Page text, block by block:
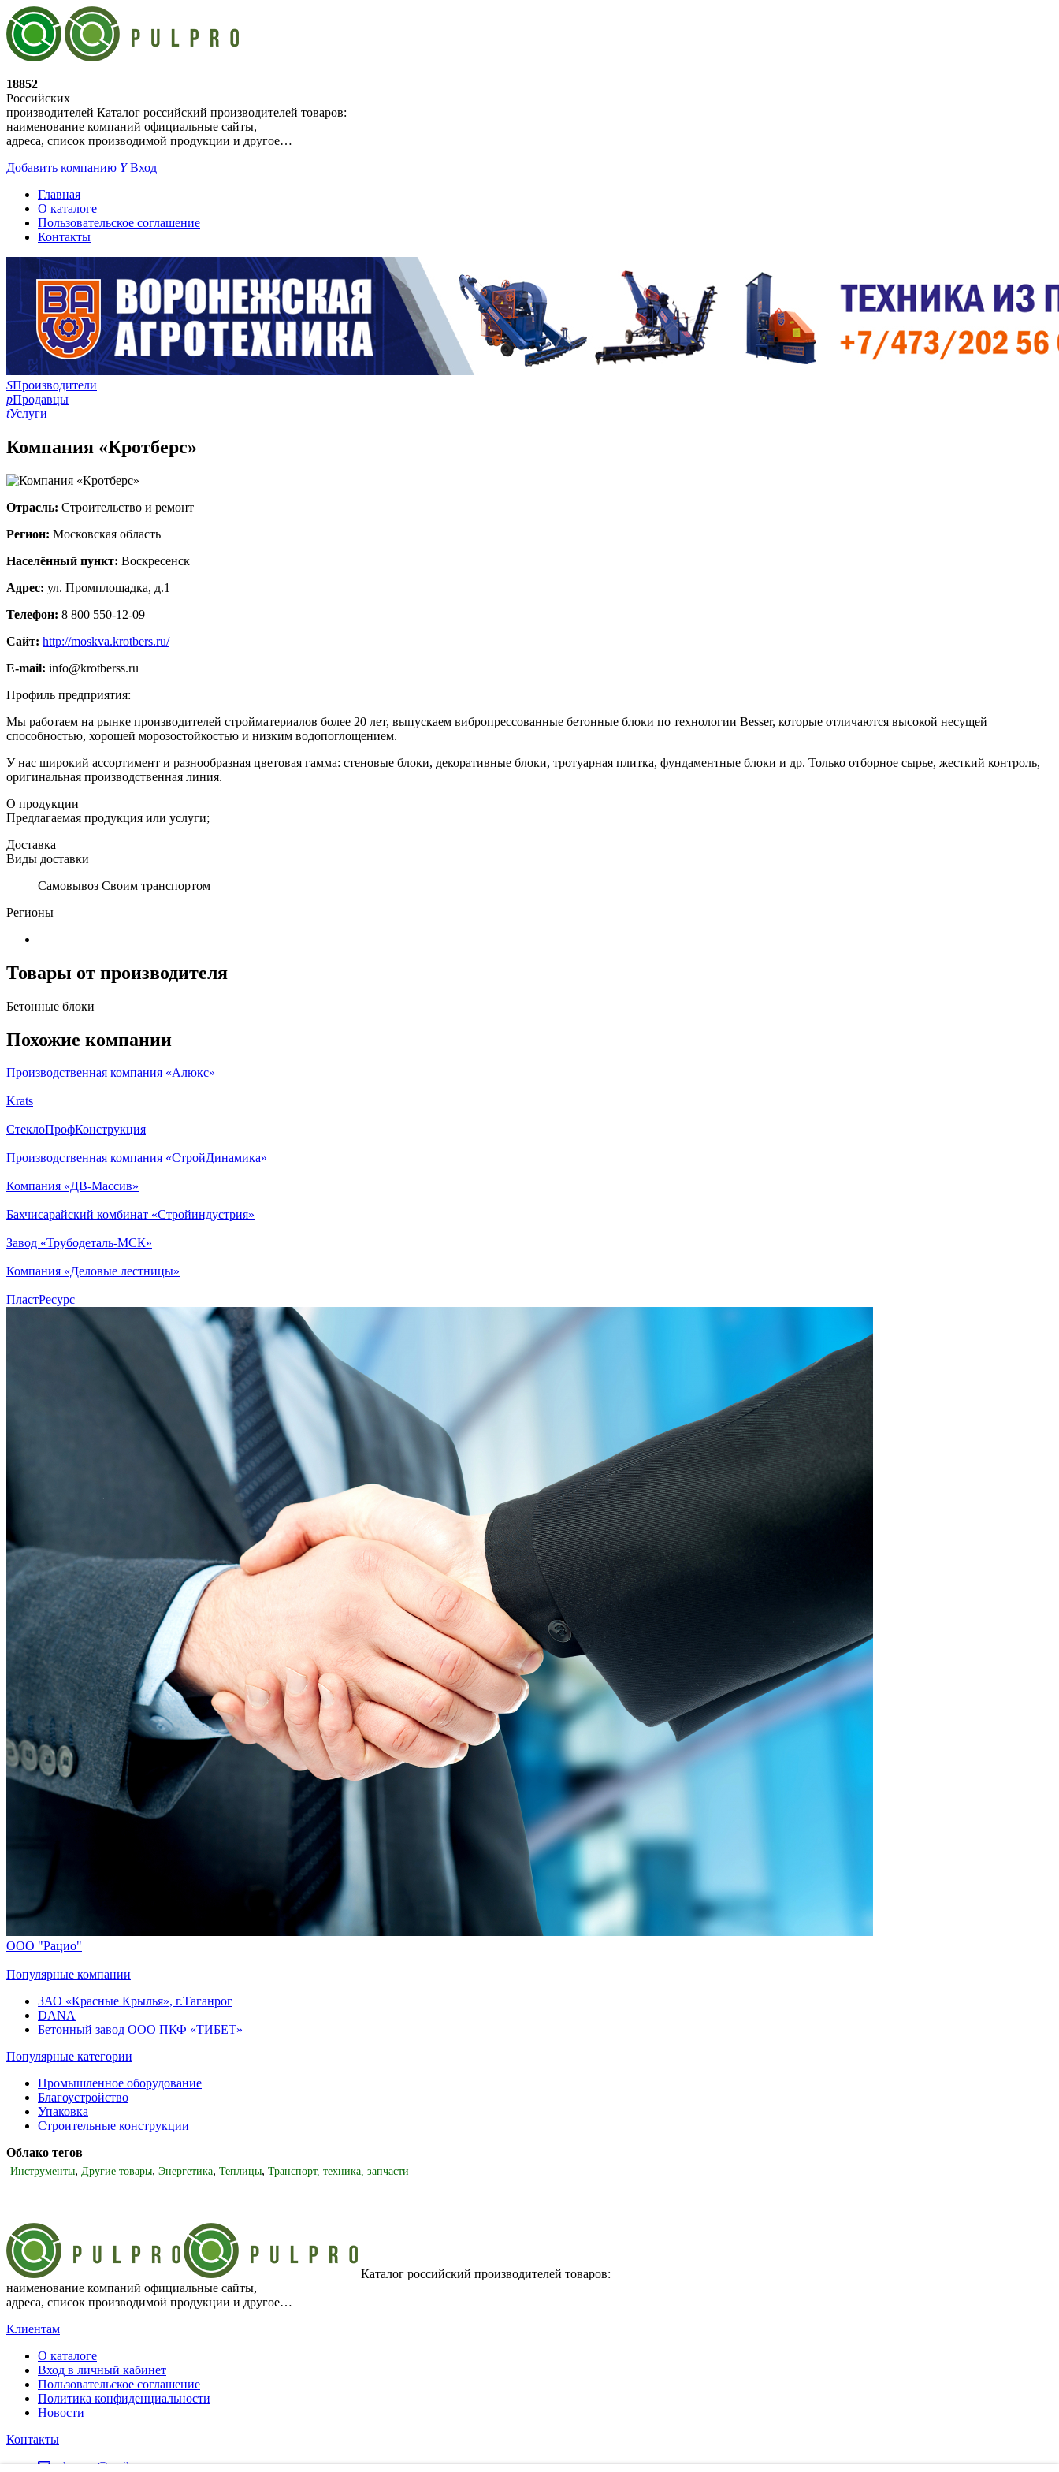
18852
Российских
производителей Каталог российский производителей товаров:
наименование компаний официальные сайты,
адреса, список производимой продукции и другое…
Добавить компанию YВход
Главная
О каталоге
Пользовательское соглашение
Контакты
SПроизводители
pПродавцы
tУслуги
Компания «Кротберс»
Отрасль: Строительство и ремонт
Регион: Московская область
Населённый пункт: Воскресенск
Адрес: ул. Промплощадка, д.1
Телефон: 8 800 550-12-09
Сайт: http://moskva.krotbers.ru/
E-mail: info@krotberss.ru
Профиль предприятия:
Мы работаем на рынке производителей стройматериалов более 20 лет, выпускаем вибропрессованные бетонные блоки по технологии Besser, которые отличаются высокой несущей
способностью, хорошей морозостойкостью и низким водопоглощением.
У нас широкий ассортимент и разнообразная цветовая гамма: стеновые блоки, декоративные блоки, тротуарная плитка, фундаментные блоки и др. Только отборное сырье, жесткий контроль,
оригинальная производственная линия.
О продукции
Предлагаемая продукция или услуги;
Доставка
Виды доставки
Самовывоз Своим транспортом
Регионы
Товары от производителя
Бетонные блоки
Похожие компании
Производственная компания «Алюкс»
Krats
СтеклоПрофКонструкция
Производственная компания «СтройДинамика»
Компания «ДВ-Массив»
Бахчисарайский комбинат «Стройиндустрия»
Завод «Трубодеталь-МСК»
Компания «Деловые лестницы»
ПластРесурс
ООО "Рацио"
Популярные компании
ЗАО «Красные Крылья», г.Таганрог
DANA
Бетонный завод ООО ПКФ «ТИБЕТ»
Популярные категории
Промышленное оборудование
Благоустройство
Упаковка
Строительные конструкции
Облако тегов
Инструменты, Другие товары, Энергетика, Теплицы, Транспорт, техника, запчасти
Каталог российский производителей товаров:
наименование компаний официальные сайты,
адреса, список производимой продукции и другое…
Клиентам
О каталоге
Вход в личный кабинет
Пользовательское соглашение
Политика конфиденциальности
Новости
Контакты
pulpro.ru@mail.ru